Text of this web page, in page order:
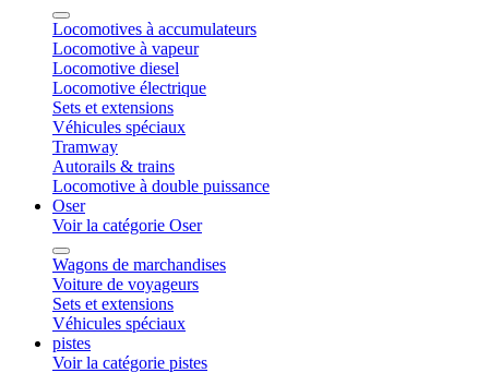
Locomotives à accumulateurs
Locomotive à vapeur
Locomotive diesel
Locomotive électrique
Sets et extensions
Véhicules spéciaux
Tramway
Autorails & trains
Locomotive à double puissance
Oser
Voir la catégorie Oser
Wagons de marchandises
Voiture de voyageurs
Sets et extensions
Véhicules spéciaux
pistes
Voir la catégorie pistes